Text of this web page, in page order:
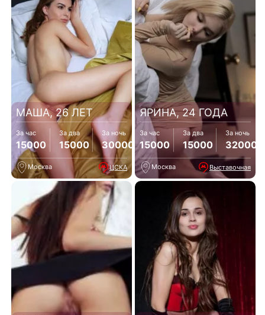
МАША, 26 ЛЕТ
За час
15000
За два
15000
За ночь
30000
Москва ЦСКА
ЯРИНА, 24 ГОДА
За час
15000
За два
15000
За ночь
32000
Москва Выставочная